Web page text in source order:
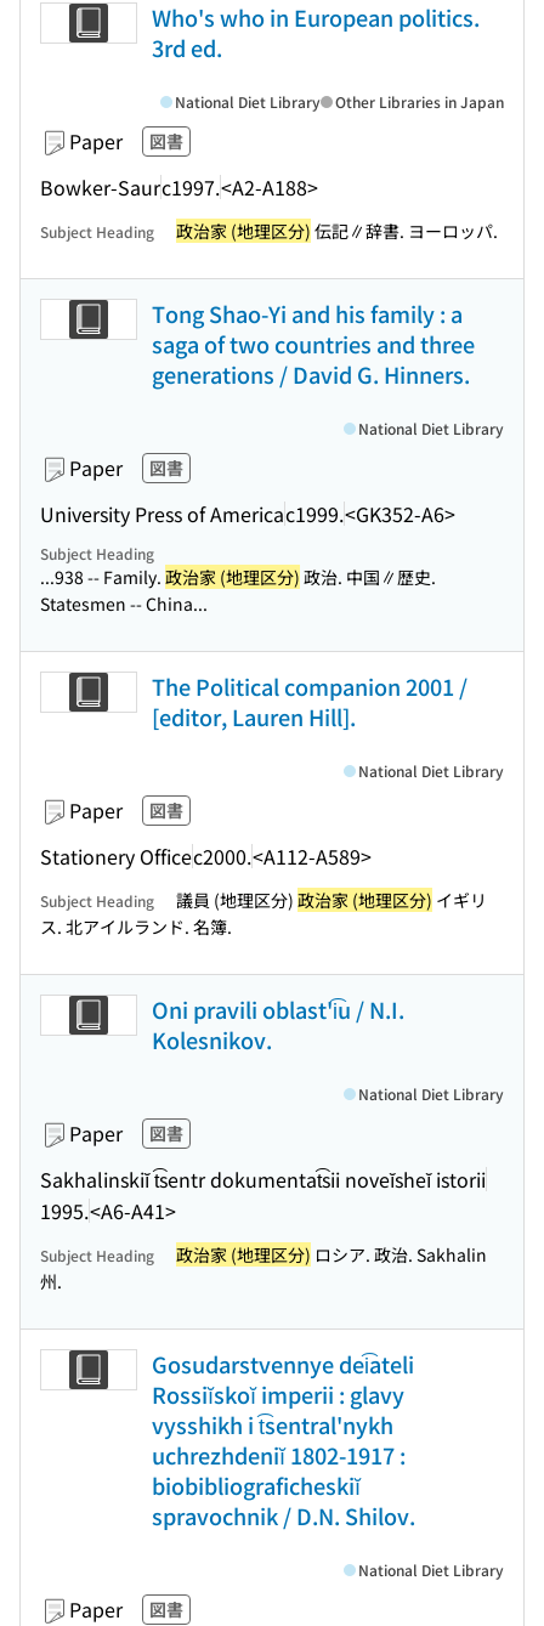
Who's who in European politics.
3rd ed.
Paper 図書
Bowker-Saurc1997.<A2-A188>
National Diet Library Other Libraries in Japan
Subject Heading 政治家 (地理区分) 伝記∥辞書. ヨーロッパ.
Tong Shao-Yi and his family : a
saga of two countries and three
generations / David G. Hinners.
Paper 図書
University Press of Americac1999.<GK352-A6>
National Diet Library
Subject Heading
...938 -- Family. 政治家 (地理区分) 政治. 中国∥歴史.
Statesmen -- China...
The Political companion 2001 /
[editor, Lauren Hill].
Paper 図書
Stationery Officec2000.<A112-A589>
National Diet Library
Subject Heading 議員 (地理区分) 政治家 (地理区分) イギリ
ス. 北アイルランド. 名簿.
Oni pravili oblast'i͡u / N.I.
Kolesnikov.
Paper 図書
Sakhalinskiĭ t͡sentr dokumentat͡sii noveĭsheĭ istorii
1995.<A6-A41>
National Diet Library
Subject Heading 政治家 (地理区分) ロシア. 政治. Sakhalin
州.
Gosudarstvennye dei͡ateli
Rossiĭskoĭ imperii : glavy
vysshikh i t͡sentral'nykh
uchrezhdeniĭ 1802-1917 :
biobibliograficheskiĭ
spravochnik / D.N. Shilov.
Paper 図書
National Diet Library